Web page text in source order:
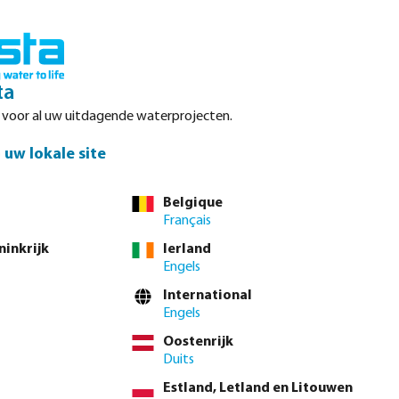
direct via de
1/2" x 1/4" 1/2" x 3/8"
1 1/4" x 3/4" 1 1/4" x 1"
voor al uw uitdagende waterprojecten.
uw lokale site
Belgique
Français
Ierland
Engels
International
Engels
Oostenrijk
Duits
Estland, Letland en Litouwen